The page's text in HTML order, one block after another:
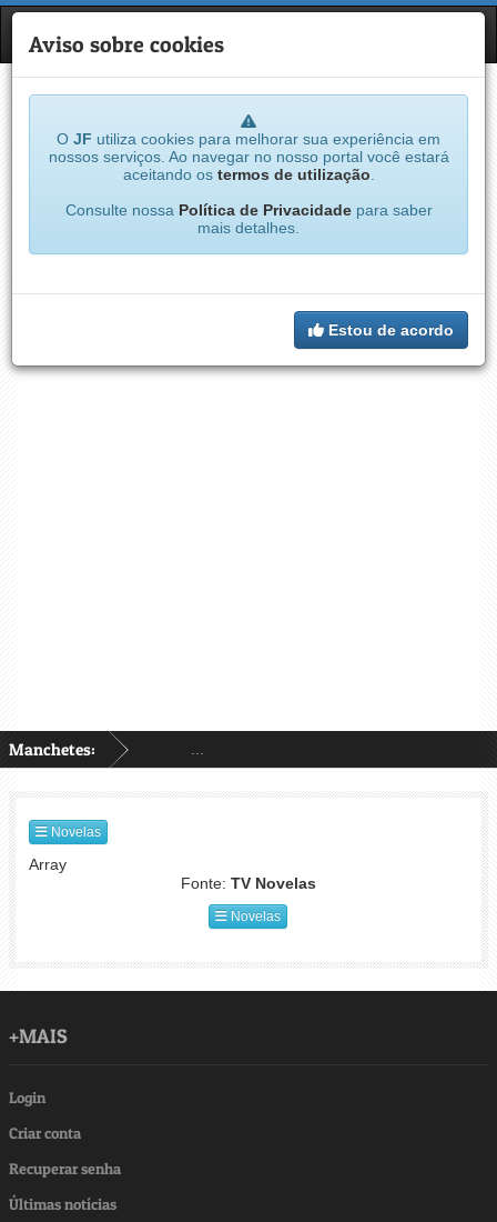
JF
Manchetes:
Aviso sobre cookies
O JF utiliza cookies para melhorar sua experiência em
nossos serviços. Ao navegar no nosso portal você estará
aceitando os termos de utilização
Consulte nossa Política de Privacidadepara saber
mais detalhes.
Estou de acordo
Novelas
Array
Fonte: TV Novelas
Novelas
+MAIS
Login
Criar conta
Recuperar senha
Últimas notícias